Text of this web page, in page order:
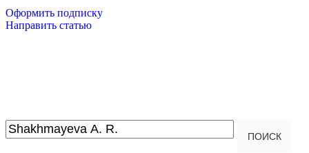
Оформить подписку
Направить статью
Введите текст для поиска...
ПОИСК